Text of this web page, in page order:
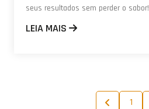
seus resultados sem perder o sabor!
LEIA MAIS
1